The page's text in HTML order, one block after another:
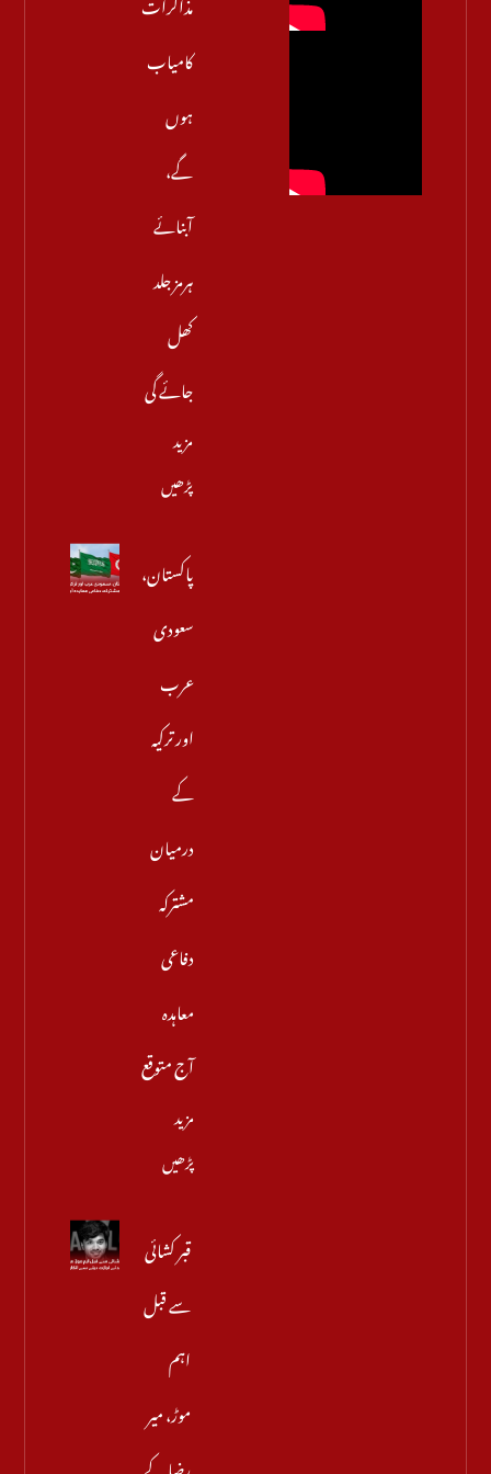
کامیاب
ہوں
گے،
آبنائے
ہرمز جلد
کھل
جائے گی
مزید
پڑھیں
پاکستان،
سعودی
عرب
اور ترکیہ
کے
درمیان
مشترکہ
دفاعی
معاہدہ
آج متوقع
مزید
پڑھیں
قبر کشائی
سے قبل
اہم
موڑ، میر